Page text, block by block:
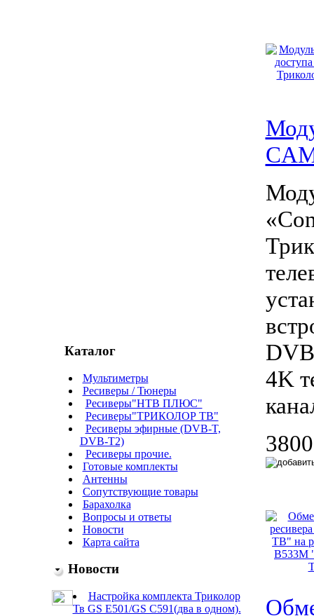
Каталог
Мультиметры
Ресиверы / Тюнеры
Ресиверы"НТВ ПЛЮС"
Ресиверы"ТРИКОЛОР ТВ"
Ресиверы эфирные (DVB-T,
DVB-T2)
Ресиверы прочие.
Готовые комплекты
Антенны
Сопутствующие товары
Барахолка
Вопросы и ответы
Новости
Карта сайта
Новости
Настройка комплекта Триколор
Тв GS E501/GS C591(два в одном).
4K